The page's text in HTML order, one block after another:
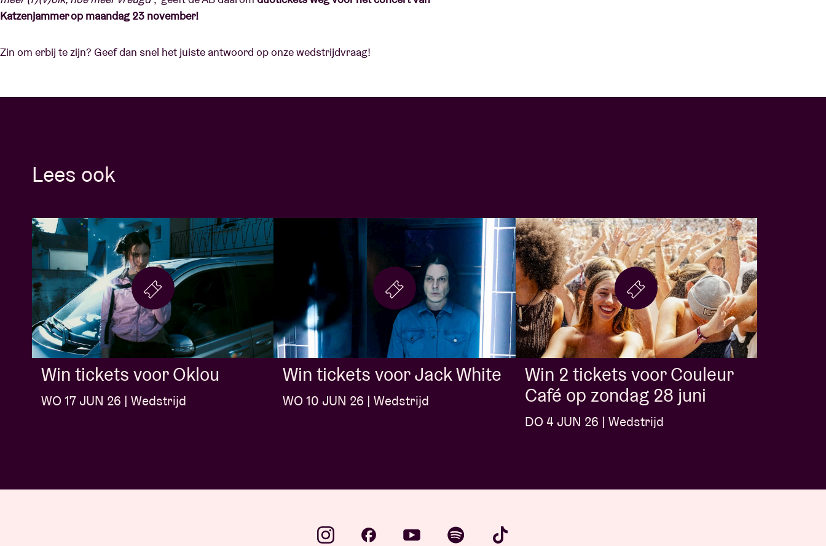
Katzenjammer op maandag 23 november!
Zin om erbij te zijn? Geef dan snel het juiste antwoord op onze wedstrijdvraag!
Lees ook
Win tickets voor Oklou
WO 17 JUN 26 | Wedstrijd
Win tickets voor Jack White
WO 10 JUN 26 | Wedstrijd
Win 2 tickets voor Couleur
Café op zondag 28 juni
DO 4 JUN 26 | Wedstrijd